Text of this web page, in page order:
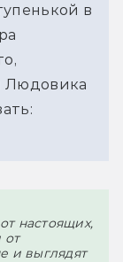
в
Людовика
настоящих,
от
и выглядят